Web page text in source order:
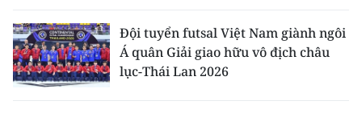
Đội tuyển futsal Việt Nam giành ngôi
Á quân Giải giao hữu vô địch châu
lục-Thái Lan 2026